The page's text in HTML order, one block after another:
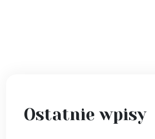
Ostatnie wpisy